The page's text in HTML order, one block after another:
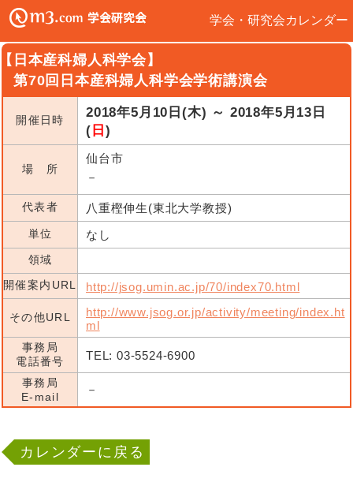
学会・研究会カレンダー
日本産科婦人科学会】
第70回日本産科婦人科学会学術講演会
開催日時
2018年5月10日(木) ～ 2018年5月13日
( 日 )
場 所
仙台市
－
代表者 八重樫伸生(東北大学教授)
単位 なし
領域
開催案内URL
http://jsog.umin.ac.jp/70/index70.html
その他URL
http://www.jsog.or.jp/activity/meeting/index.ht
ml
事務局
電話番号
TEL: 03-5524-6900
事務局
E-mail
－
カレンダーに戻る